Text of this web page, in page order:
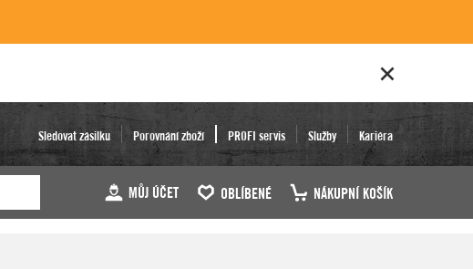
Sledovat zásilku Porovnání zboží PROFI servis Služby Kariéra
MŮJ ÚČET OBLÍBENÉ NÁKUPNÍ KOŠÍK